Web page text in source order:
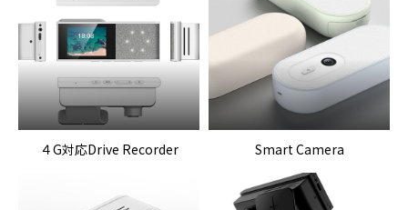
４G対応Drive Recorder Smart Camera